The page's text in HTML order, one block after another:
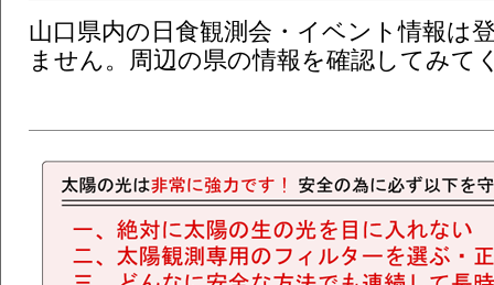
山口県内の日食観測会・イベント情報は
ません。周辺の県の情報を確認してみて